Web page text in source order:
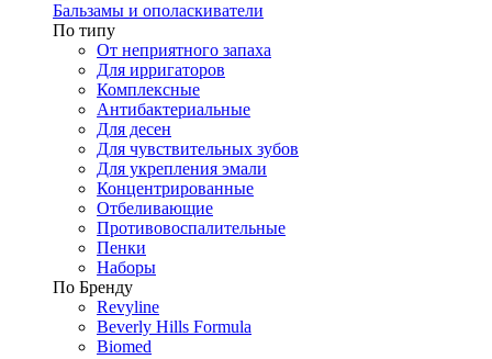
Бальзамы и ополаскиватели
По типу
От неприятного запаха
Для ирригаторов
Комплексные
Антибактериальные
Для десен
Для чувствительных зубов
Для укрепления эмали
Концентрированные
Отбеливающие
Противовоспалительные
Пенки
Наборы
По Бренду
Revyline
Beverly Hills Formula
Biomed